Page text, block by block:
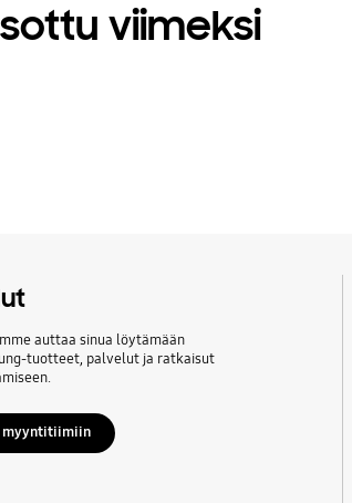
viimeksi
auttaa sinua löytämään
tuotteet, palvelut ja ratkaisut
myyntitiimiin